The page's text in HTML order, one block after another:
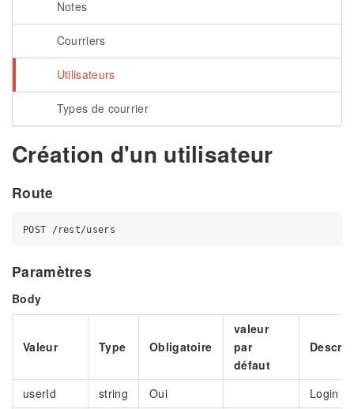
Notes
Courriers
Utilisateurs
Types de courrier
Création d'un utilisateur
Route
Paramètres
Body
Valeur Type Obligatoire
valeur
par
défaut
userId string Oui
Login